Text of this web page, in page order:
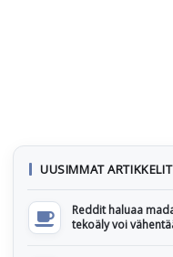
UUSIMMAT ARTIKKELIT
Reddit haluaa
tekoäly voi